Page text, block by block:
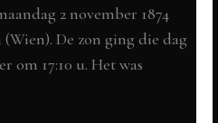
2 november 1874
De zon ging die dag
om 17:10 u. Het was